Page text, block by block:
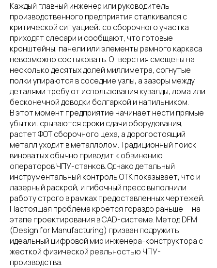
Каждый главный инженер или руководитель
производственного предприятия сталкивался с
критической ситуацией: со сборочного участка
приходят слесари и сообщают, что готовые
кронштейны, панели или элементы рамного каркаса
невозможно состыковать. Отверстия смещены на
несколько десятых долей миллиметра, согнутые
полки упираются в соседние узлы, а зазоры между
деталями требуют использования кувалды, лома или
бесконечной доводки болгаркой и напильником.
В этот момент предприятие начинает нести прямые
убытки: срываются сроки сдачи оборудования,
растет ФОТ сборочного цеха, а дорогостоящий
металл уходит в металлолом. Традиционный поиск
виноватых обычно приводит к обвинению
операторов ЧПУ-станков. Однако детальный
инструментальный контроль ОТК показывает, что и
лазерный раскрой, и гибочный пресс выполнили
работу строго в рамках предоставленных чертежей.
Настоящая проблема кроется гораздо раньше — на
этапе проектирования в CAD-системе. Метод DFM
(Design for Manufacturing) призван подружить
идеальный цифровой мир инженера-конструктора с
жесткой физической реальностью ЧПУ-
производства.